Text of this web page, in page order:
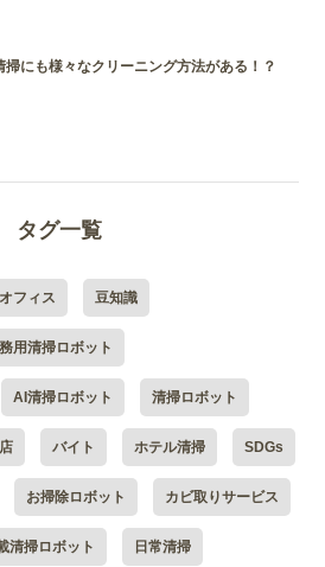
掃にも様々なクリーニング方法がある！？
タグ一覧
フィス 豆知識
用清掃ロボット
AI清掃ロボット 清掃ロボット
バイト ホテル清掃 SDGs
お掃除ロボット カビ取りサービス
清掃ロボット 日常清掃